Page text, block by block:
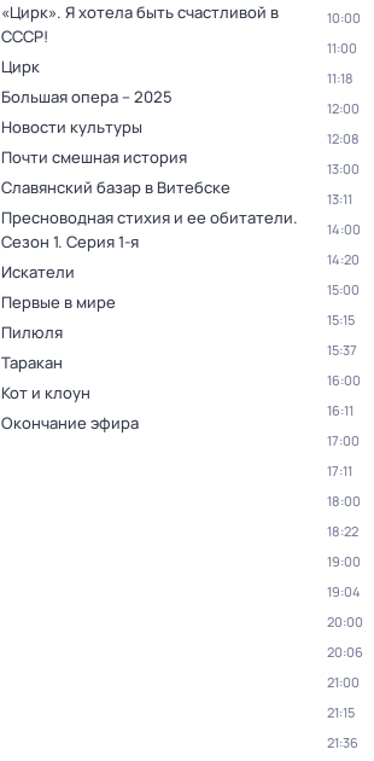
«Цирк». Я хотела быть счастливой в
СССР!
Цирк
Большая опера – 2025
Новости культуры
Почти смешная история
Славянский базар в Витебске
Пресноводная стихия и ее обитатели.
Сезон 1. Серия 1-я
Искатели
Первые в мире
Пилюля
Таракан
Кот и клоун
Окончание эфира
10:00
11:00
11:18
12:00
12:08
13:00
13:11
14:00
14:20
15:00
15:15
15:37
16:00
16:11
17:00
17:11
18:00
18:22
19:00
19:04
20:00
20:06
21:00
21:15
21:36